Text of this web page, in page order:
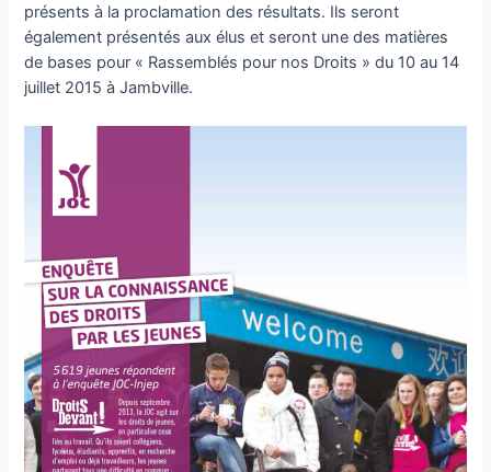
présents à la proclamation des résultats. Ils seront
également présentés aux élus et seront une des matières
de bases pour « Rassemblés pour nos Droits » du 10 au 14
juillet 2015 à Jambville.